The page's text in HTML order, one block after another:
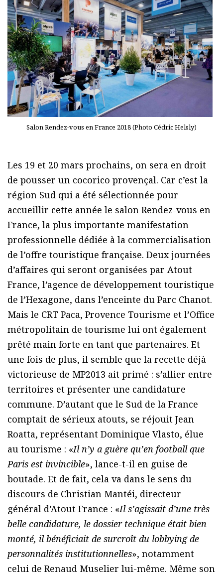
Salon Rendez-vous en France 2018 (Photo Cédric Helsly)
Les 19 et 20 mars prochains, on sera en droit
de pousser un cocorico provençal. Car c’est la
région Sud qui a été sélectionnée pour
accueillir cette année le salon Rendez-vous en
France, la plus importante manifestation
professionnelle dédiée à la commercialisation
de l’offre touristique française. Deux journées
d’affaires qui seront organisées par Atout
France, l’agence de développement touristique
de l’Hexagone, dans l’enceinte du Parc Chanot.
Mais le CRT Paca, Provence Tourisme et l’Office
métropolitain de tourisme lui ont également
prêté main forte en tant que partenaires. Et
une fois de plus, il semble que la recette déjà
victorieuse de MP2013 ait primé : s’allier entre
territoires et présenter une candidature
commune. D’autant que le Sud de la France
comptait de sérieux atouts, se réjouit Jean
Roatta, représentant Dominique Vlasto, élue
au tourisme : «Il n’y a guère qu’en football que
Paris est invincible», lance-t-il en guise de
boutade. Et de fait, cela va dans le sens du
discours de Christian Mantéi, directeur
général d’Atout France : «Il s’agissait d’une très
belle candidature, le dossier technique était bien
monté, il bénéficiait de surcroît du lobbying de
personnalités institutionnelles», notamment
celui de Renaud Muselier lui-même. Même son